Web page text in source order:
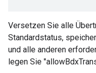
Versetzen Sie alle
Standardstatus,
und alle anderen
legen Sie